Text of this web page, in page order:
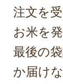
注文を
お米を
最後の
か届け